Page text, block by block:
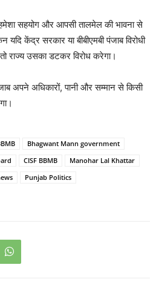
सहयोग और आपसी तालमेल की भावना से
केंद्र सरकार या बीबीएमबी पंजाब विरोधी
राज्य उसका डटकर विरोध करेगा।
अपने अधिकारों, पानी और सम्मान से किसी
Bhagwant Mann government
CISF BBMB
Manohar Lal Khattar
Punjab Politics